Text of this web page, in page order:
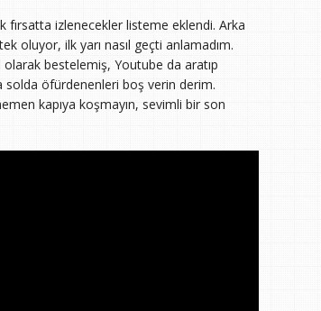
fırsatta izlenecekler listeme eklendi. Arka
oluyor, ilk yarı nasıl geçti anlamadım.
olarak bestelemiş, Youtube da aratıp
solda öfürdenenleri boş verin derim.
kapıya koşmayın, sevimli bir son